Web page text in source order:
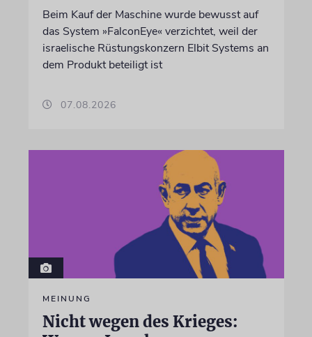
Beim Kauf der Maschine wurde bewusst auf
das System »FalconEye« verzichtet, weil der
israelische Rüstungskonzern Elbit Systems an
dem Produkt beteiligt ist
07.08.2026
MEINUNG
Nicht wegen des Krieges: